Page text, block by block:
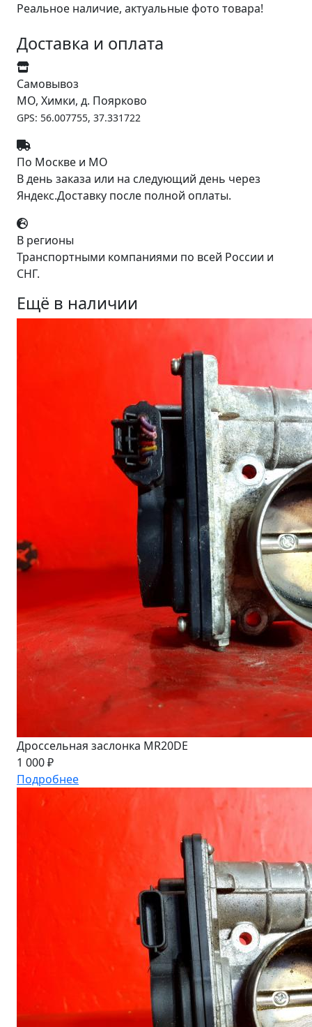
Реальное наличие, актуальные фото товара!
Доставка и оплата
Самовывоз
МО, Химки, д. Поярково
GPS: 56.007755, 37.331722
По Москве и МО
В день заказа или на следующий день через
Яндекс.Доставку после полной оплаты.
В регионы
Транспортными компаниями по всей России и
СНГ.
Ещё в наличии
Дроссельная заслонка MR20DE
1 000 ₽
Подробнее